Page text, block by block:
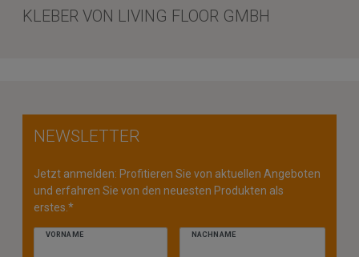
KLEBER VON LIVING FLOOR GMBH
NEWSLETTER
Jetzt anmelden: Profitieren Sie von aktuellen Angeboten
und erfahren Sie von den neuesten Produkten als
erstes.*
VORNAME NACHNAME